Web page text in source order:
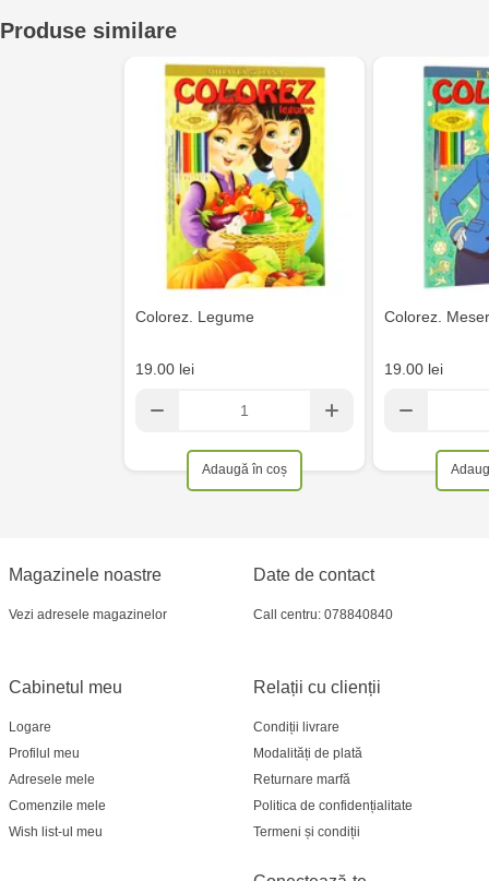
Produse similare
Colorez. Legume
19.00 lei
Adaugă în coș
Colorez.
19.00 lei
Magazinele noastre
Vezi adresele magazinelor
Relații cu clienții
Condiții livrare
Modalități de plată
Returnare marfă
Politica de confidențialitate
Termeni și condiții
Cabinetul meu
Logare
Profilul meu
Adresele mele
Comenzile mele
Wish list-ul meu
Date de contact
Call centru: 078840840